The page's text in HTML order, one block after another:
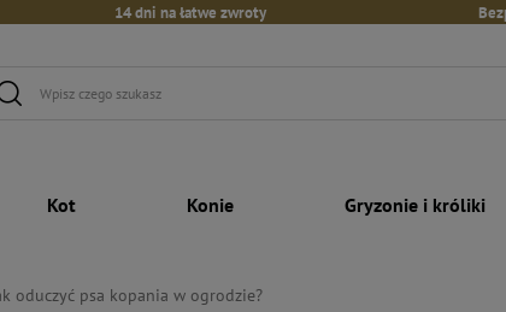
14 dni na łatwe zwroty
Kot Konie Gryzonie i króliki
oduczyć psa kopania w ogrodzie?